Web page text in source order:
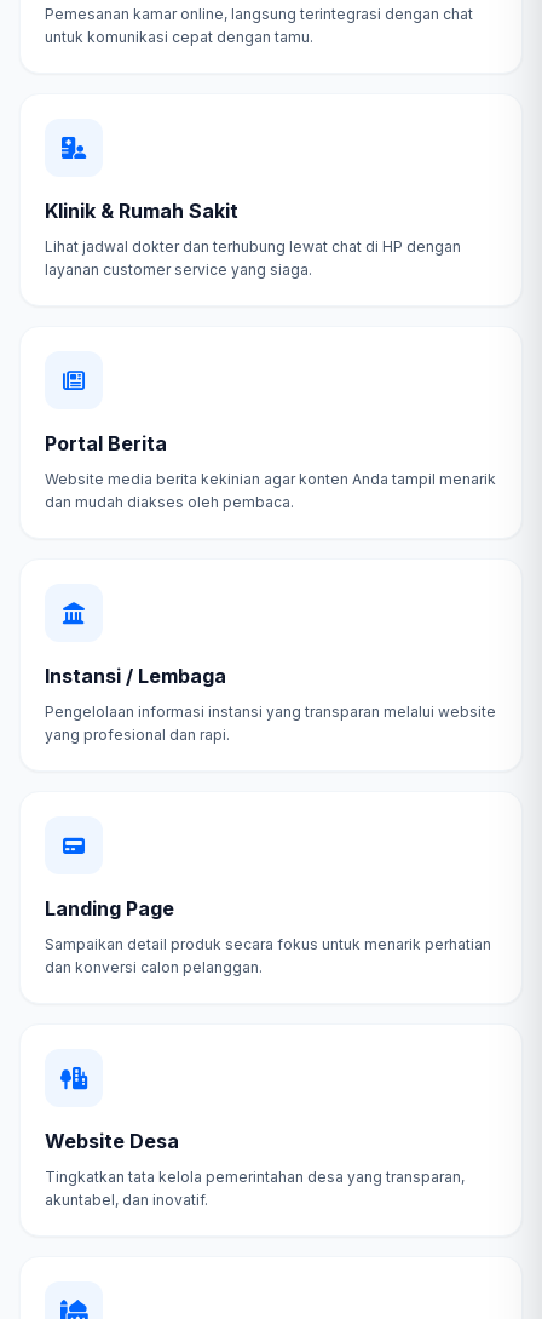
Pemesanan kamar online, langsung terintegrasi dengan chat
untuk komunikasi cepat dengan tamu.
Klinik & Rumah Sakit
Lihat jadwal dokter dan terhubung lewat chat di HP dengan
layanan customer service yang siaga.
Portal Berita
Website media berita kekinian agar konten Anda tampil menarik
dan mudah diakses oleh pembaca.
Instansi / Lembaga
Pengelolaan informasi instansi yang transparan melalui website
yang profesional dan rapi.
Landing Page
Sampaikan detail produk secara fokus untuk menarik perhatian
dan konversi calon pelanggan.
Website Desa
Tingkatkan tata kelola pemerintahan desa yang transparan,
akuntabel, dan inovatif.